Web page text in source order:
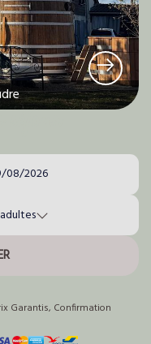
adultes
Garantis, Confirmation